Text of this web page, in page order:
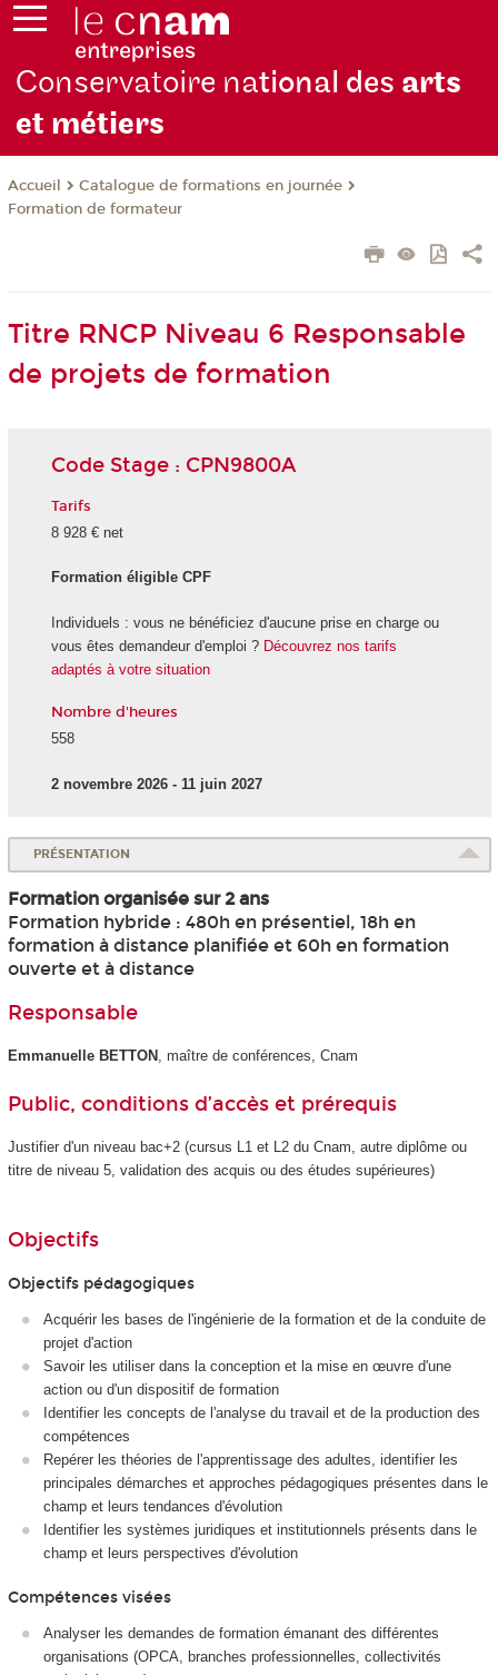
Conservatoire national des arts
et métiers
Accueil
Catalogue de formations en journée
Formation de formateur
Titre RNCP Niveau 6 Responsable
de projets de formation
Code Stage : CPN9800A
Tarifs
8 928 € net
Formation éligible CPF
Individuels : vous ne bénéficiez d'aucune prise en charge ou
vous êtes demandeur d'emploi ? Découvrez nos tarifs
adaptés à votre situation
Nombre d'heures
558
2 novembre 2026 - 11 juin 2027
PRÉSENTATION
Formation organisée sur 2 ans
Formation hybride : 480h en présentiel, 18h en
formation à distance planifiée et 60h en formation
ouverte et à distance
Responsable
Emmanuelle BETTON , maître de conférences, Cnam
Public, conditions d’accès et prérequis
Justifier d'un niveau bac+2 (cursus L1 et L2 du Cnam, autre diplôme ou
titre de niveau 5, validation des acquis ou des études supérieures)
Objectifs
Objectifs pédagogiques
Acquérir les bases de l'ingénierie de la formation et de la conduite de
projet d'action
Savoir les utiliser dans la conception et la mise en œuvre d'une
action ou d'un dispositif de formation
Identifier les concepts de l'analyse du travail et de la production des
compétences
Repérer les théories de l'apprentissage des adultes, identifier les
principales démarches et approches pédagogiques présentes dans le
champ et leurs tendances d'évolution
Identifier les systèmes juridiques et institutionnels présents dans le
champ et leurs perspectives d'évolution
Compétences visées
Analyser les demandes de formation émanant des différentes
organisations (OPCA, branches professionnelles, collectivités